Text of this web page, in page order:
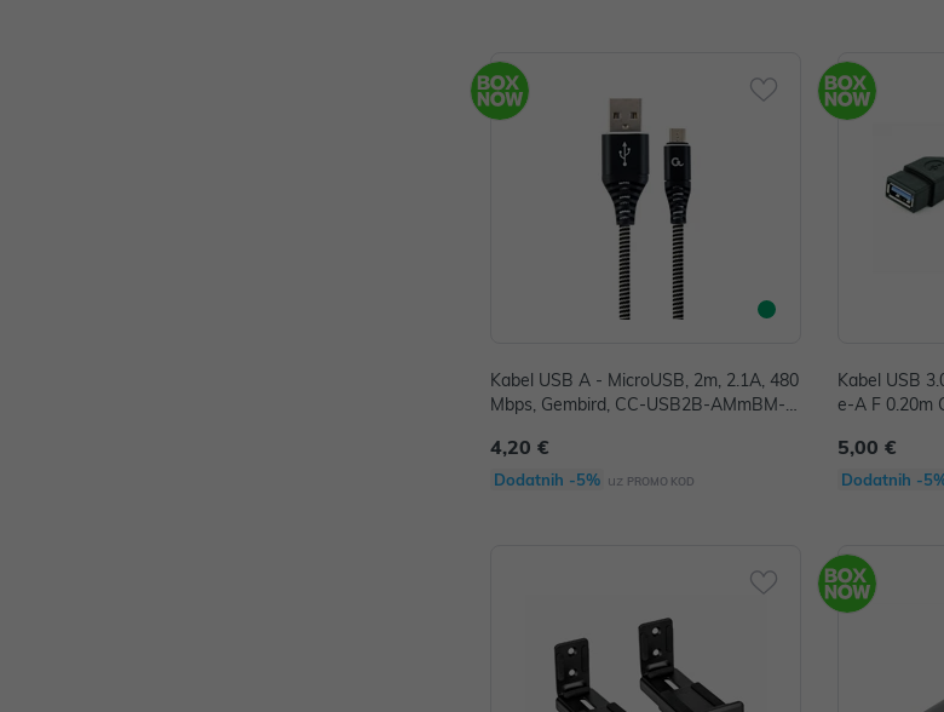
Kabel USB A - MicroUSB, 2m, 2.1A, 480
Mbps, Gembird, CC-USB2B-AMmBM-2
4,20 €
Dodatnih -5% uz PROMO KOD
Kabel USB
e-A F 0.20m
5,00 €
Dodatnih -